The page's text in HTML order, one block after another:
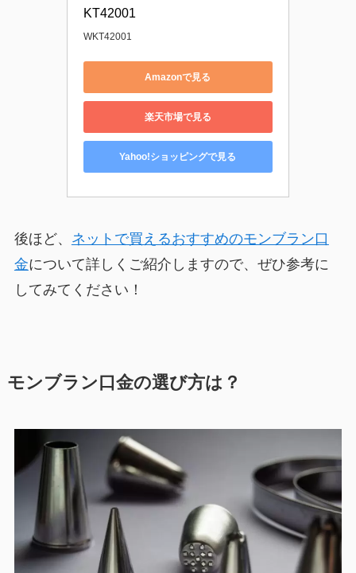
KT42001
WKT42001
Amazonで見る
楽天市場で見る
Yahoo!ショッピングで見る
後ほど、 ネットで買えるおすすめのモンブラン口
金について詳しくご紹介しますので、ぜひ参考に
してみてください！
モンブラン口金の選び方は？